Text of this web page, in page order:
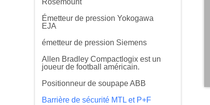
Rosemount
Émetteur de pression Yokogawa
EJA
émetteur de pression Siemens
Allen Bradley Compactlogix est un
joueur de football américain.
Positionneur de soupape ABB
Barrière de sécurité MTL et P+F